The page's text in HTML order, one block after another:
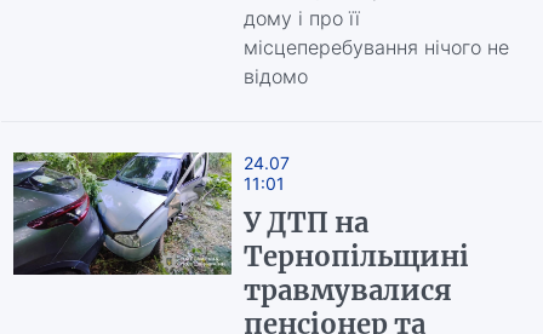
дому і про її
місцеперебування нічого не
відомо
24.07
11:01
У ДТП на
Тернопільщині
травмувалися
пенсіонер та